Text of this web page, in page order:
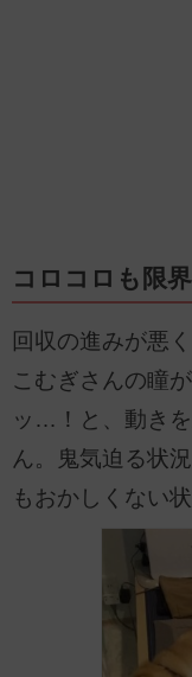
コロコロも限
回収の進みが悪
こむぎさんの瞳
ッ…！と、動き
ん。鬼気迫る状
もおかしくない